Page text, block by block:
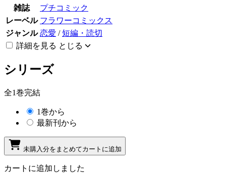
雑誌
プチコミック
レーベル フラワーコミックス
ジャンル 恋愛 /短編・読切
詳細を見る とじる
シリーズ
全1巻完結
1巻から
最新刊から
未購入分をまとめてカートに追加
カートに追加しました